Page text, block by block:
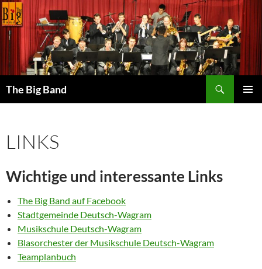
Zum
Inhalt
springen
The Big Band
LINKS
Wichtige und interessante Links
The Big Band auf Facebook
Stadtgemeinde Deutsch-Wagram
Musikschule Deutsch-Wagram
Blasorchester der Musikschule Deutsch-Wagram
Teamplanbuch